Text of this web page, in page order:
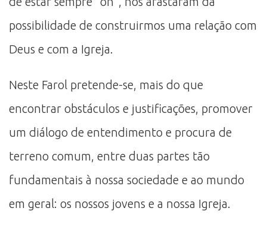
possibilidade de construirmos uma relação com
Deus e com a Igreja.
Neste Farol pretende-se, mais do que
encontrar obstáculos e justificações, promover
um diálogo de entendimento e procura de
terreno comum, entre duas partes tão
fundamentais à nossa sociedade e ao mundo
em geral: os nossos jovens e a nossa Igreja.